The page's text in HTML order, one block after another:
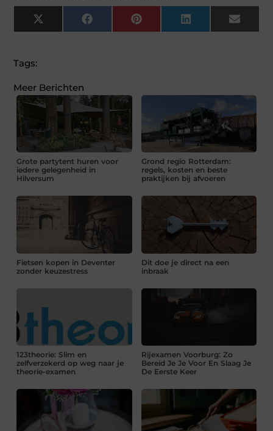
X
(Twitter)
Facebook Pinterest LinkedIn Email
Tags:
Meer Berichten
Grote partytent huren voor
iedere gelegenheid in
Hilversum
Grond regio Rotterdam:
regels, kosten en beste
praktijken bij afvoeren
Fietsen kopen in Deventer
zonder keuzestress
Dit doe je direct na een
inbraak
123theorie: Slim en
zelfverzekerd op weg naar je
theorie-examen
Rijexamen Voorburg: Zo
Bereid Je Je Voor En Slaag Je
De Eerste Keer